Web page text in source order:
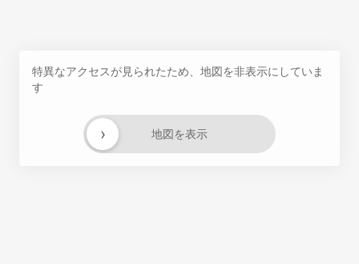
特異なアクセスが見られたため、地図を非表示にしていま
す
地図を表示
›